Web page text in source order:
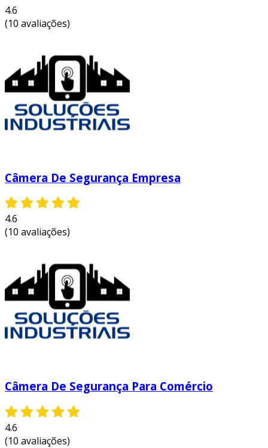
4.6
(10 avaliações)
Câmera De Segurança Empresa
4.6
(10 avaliações)
Câmera De Segurança Para Comércio
4.6
(10 avaliações)